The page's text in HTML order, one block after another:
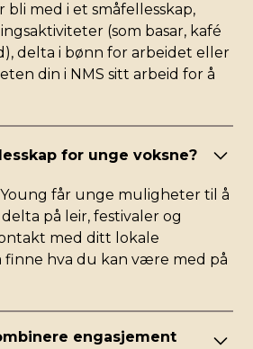
bli med i et småfellesskap,
(som basar, kafé
delta i bønn for arbeidet eller
din i NMS sitt arbeid for å
for unge voksne?
Young får unge muligheter til å
på leir, festivaler og
med ditt lokale
finne hva du kan være med på
engasjement